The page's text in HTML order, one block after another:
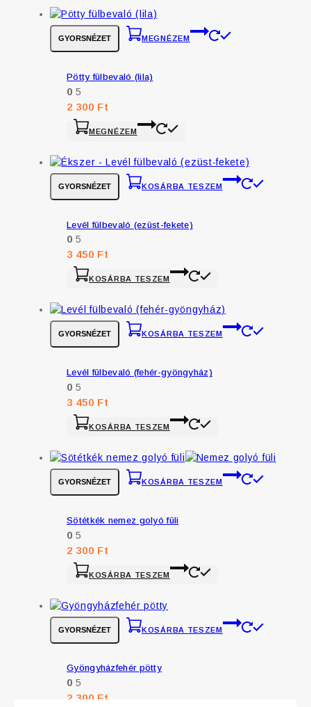
GYORSNÉZET MEGNÉZEM
Pötty fülbevaló (lila)
0 5
2 300 Ft
MEGNÉZEM
GYORSNÉZET KOSÁRBA TESZEM
Levél fülbevaló (ezüst-fekete)
0 5
3 450 Ft
KOSÁRBA TESZEM
GYORSNÉZET KOSÁRBA TESZEM
Levél fülbevaló (fehér-gyöngyház)
0 5
3 450 Ft
KOSÁRBA TESZEM
GYORSNÉZET KOSÁRBA TESZEM
Sötétkék nemez golyó füli
0 5
2 300 Ft
KOSÁRBA TESZEM
GYORSNÉZET KOSÁRBA TESZEM
Gyöngyházfehér pötty
0 5
2 300 Ft